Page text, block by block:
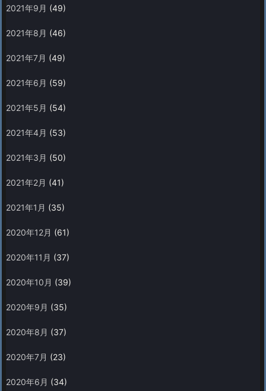
2021年9月 (49)
2021年8月 (46)
2021年7月 (49)
2021年6月 (59)
2021年5月 (54)
2021年4月 (53)
2021年3月 (50)
2021年2月 (41)
2021年1月 (35)
2020年12月 (61)
2020年11月 (37)
2020年10月 (39)
2020年9月 (35)
2020年8月 (37)
2020年7月 (23)
2020年6月 (34)